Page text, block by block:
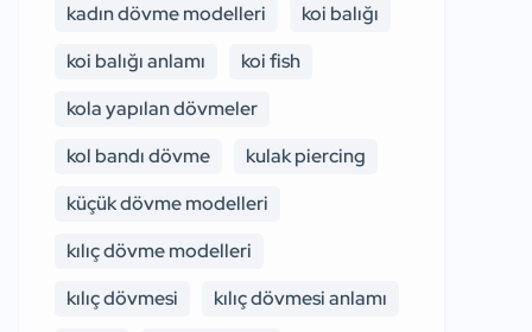
kadın dövme modelleri
koi balığı
koi balığı anlamı
koi fish
kola yapılan dövmeler
kol bandı dövme
kulak piercing
küçük dövme modelleri
kılıç dövme modelleri
kılıç dövmesi
kılıç dövmesi anlamı